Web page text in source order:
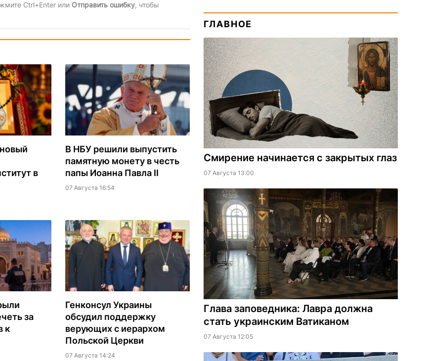
Ctrl+Enter или Отправить ошибку, чтобы
в
В НБУ решили выпустить
памятную монету в честь
папы Иоанна Павла II
07 Августа 16:54
за
к
Генконсул Украины
обсудил поддержку
верующих с иерархом
Польской Церкви
07 Августа 14:24
ГЛАВНОЕ
Смирение начинается с закрытых глаз
07 Августа 13:00
Глава заповедника: Лавра должна
стать украинским Ватиканом
07 Августа 12:05